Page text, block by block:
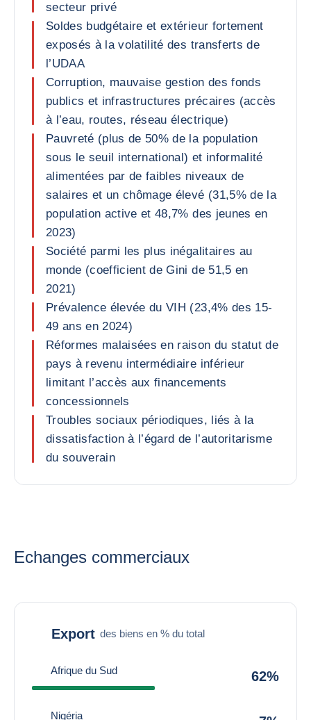
secteur privé
Soldes budgétaire et extérieur fortement
exposés à la volatilité des transferts de
l’UDAA
Corruption, mauvaise gestion des fonds
publics et infrastructures précaires (accès
à l’eau, routes, réseau électrique)
Pauvreté (plus de 50% de la population
sous le seuil international) et informalité
alimentées par de faibles niveaux de
salaires et un chômage élevé (31,5% de la
population active et 48,7% des jeunes en
2023)
Société parmi les plus inégalitaires au
monde (coefficient de Gini de 51,5 en
2021)
Prévalence élevée du VIH (23,4% des 15-
49 ans en 2024)
Réformes malaisées en raison du statut de
pays à revenu intermédiaire inférieur
limitant l’accès aux financements
concessionnels
Troubles sociaux périodiques, liés à la
dissatisfaction à l’égard de l’autoritarisme
du souverain
Echanges commerciaux
Export des biens en % du total
Afrique du Sud 62%
Nigéria